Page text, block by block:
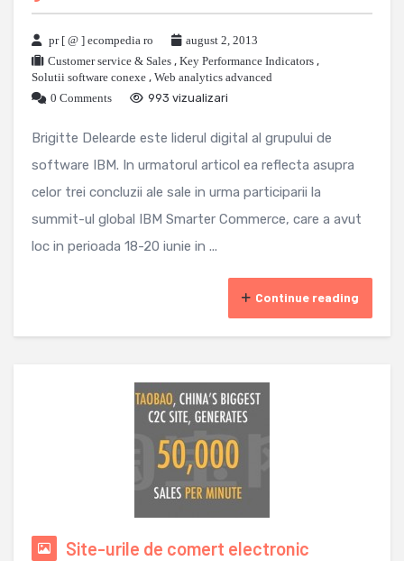
pr [ @ ] ecompedia ro
august 2, 2013
Customer service & Sales , Key Performance Indicators ,
Solutii software conexe , Web analytics advanced
0 Comments
993 vizualizari
Brigitte Delearde este liderul digital al grupului de
software IBM. In urmatorul articol ea reflecta asupra
celor trei concluzii ale sale in urma participarii la
summit-ul global IBM Smarter Commerce, care a avut
loc in perioada 18-20 iunie in ...
Continue reading
Site-urile de comert electronic